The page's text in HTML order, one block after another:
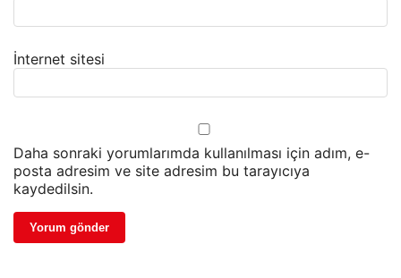
İnternet sitesi
Daha sonraki yorumlarımda kullanılması için adım, e-
posta adresim ve site adresim bu tarayıcıya
kaydedilsin.